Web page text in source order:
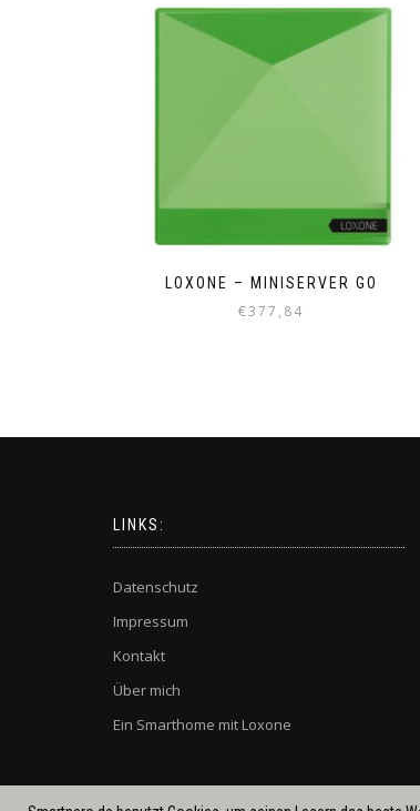
LOXONE – MINISERVER GO
€377,84
LINKS:
Datenschutz
Impressum
Kontakt
Über mich
Ein Smarthome mit Loxone